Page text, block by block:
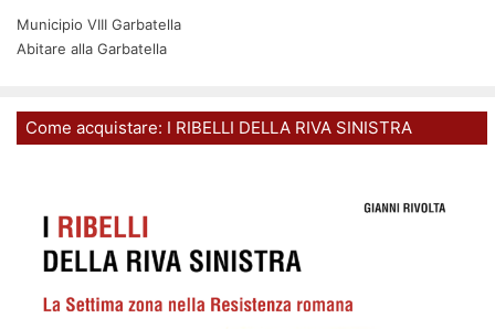
Municipio VIII Garbatella
Abitare alla Garbatella
Come acquistare: I RIBELLI DELLA RIVA SINISTRA